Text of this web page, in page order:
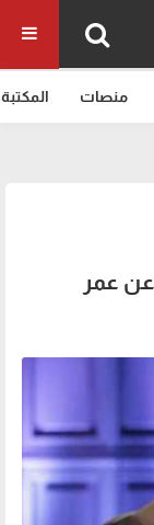
منصات المكتبة
عن عمر